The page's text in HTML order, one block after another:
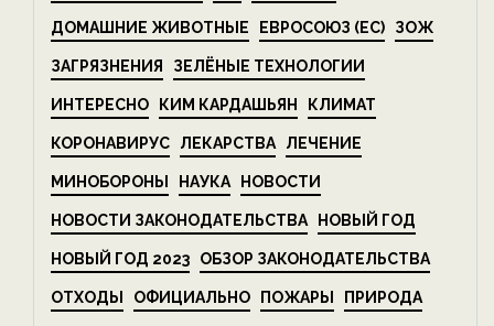
ДОМАШНИЕ ЖИВОТНЫЕ ЕВРОСОЮЗ (ЕС) ЗОЖ
ЗАГРЯЗНЕНИЯ ЗЕЛЁНЫЕ ТЕХНОЛОГИИ
ИНТЕРЕСНО КИМ КАРДАШЬЯН КЛИМАТ
КОРОНАВИРУС ЛЕКАРСТВА ЛЕЧЕНИЕ
МИНОБОРОНЫ НАУКА НОВОСТИ
НОВОСТИ ЗАКОНОДАТЕЛЬСТВА НОВЫЙ ГОД
НОВЫЙ ГОД 2023 ОБЗОР ЗАКОНОДАТЕЛЬСТВА
ОТХОДЫ ОФИЦИАЛЬНО ПОЖАРЫ ПРИРОДА